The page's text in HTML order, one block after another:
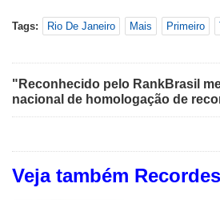
Tags: Rio De Janeiro Mais Primeiro
"Reconhecido pelo RankBrasil
nacional de homologação de
Veja também